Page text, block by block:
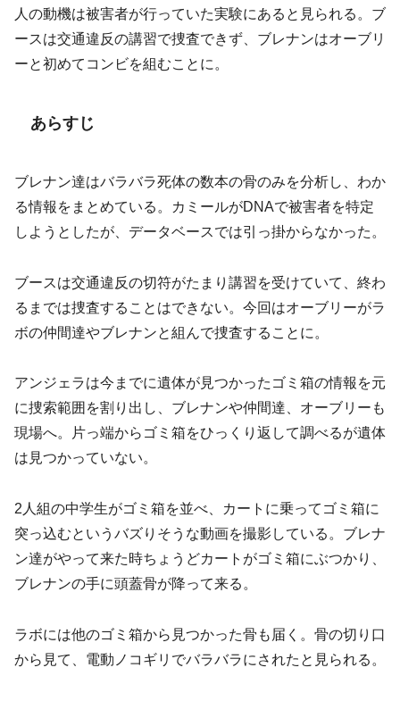
人の動機は被害者が行っていた実験にあると見られる。ブ
ースは交通違反の講習で捜査できず、ブレナンはオーブリ
ーと初めてコンビを組むことに。
あらすじ
ブレナン達はバラバラ死体の数本の骨のみを分析し、わか
る情報をまとめている。カミールがDNAで被害者を特定
しようとしたが、データベースでは引っ掛からなかった。
ブースは交通違反の切符がたまり講習を受けていて、終わ
るまでは捜査することはできない。今回はオーブリーがラ
ボの仲間達やブレナンと組んで捜査することに。
アンジェラは今までに遺体が見つかったゴミ箱の情報を元
に捜索範囲を割り出し、ブレナンや仲間達、オーブリーも
現場へ。片っ端からゴミ箱をひっくり返して調べるが遺体
は見つかっていない。
2人組の中学生がゴミ箱を並べ、カートに乗ってゴミ箱に
突っ込むというバズりそうな動画を撮影している。ブレナ
ン達がやって来た時ちょうどカートがゴミ箱にぶつかり、
ブレナンの手に頭蓋骨が降って来る。
ラボには他のゴミ箱から見つかった骨も届く。骨の切り口
から見て、電動ノコギリでバラバラにされたと見られる。